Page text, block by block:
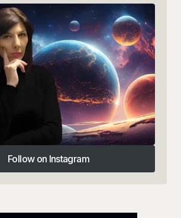
Follow on Instagram
Follow on Instagram